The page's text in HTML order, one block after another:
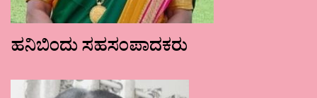
ಹನಿಬಿಂದು ಸಹಸಂಪಾದಕರು